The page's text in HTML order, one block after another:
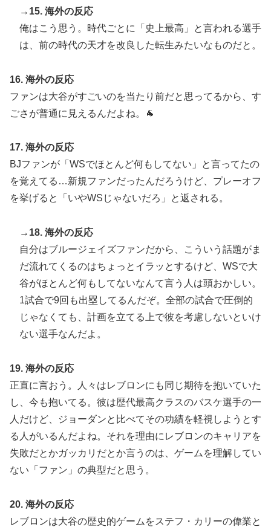
→15. 海外の反応
俺はこう思う。時代ごとに「史上最高」と言われる選手
は、前の時代の天才を改良した転生みたいなものだと。
16. 海外の反応
ファンは大谷がすごいのを当たり前だと思ってるから、す
ごさが普通に見えるんだよね。🐐
17. 海外の反応
BJファンが「WSでほとんど何もしてない」と言ってたの
を覚えてる…新規ファンだったんだろうけど、プレーオフ
を挙げると「いやWSじゃないだろ」と返される。
→18. 海外の反応
自分はブルージェイズファンだから、こういう話題がま
だ流れてくるのはちょっとイラッとするけど、WSで大
谷がほとんど何もしてないなんて言う人は頭おかしい。
1試合で9回も出塁してるんだぞ。全部の試合で圧倒的
じゃなくても、計画を立てる上で彼を考慮しないといけ
ない選手なんだよ。
19. 海外の反応
正直に言おう。人々はレブロンにも同じ期待を抱いていた
し、今も抱いてる。彼は歴代最高クラスのバスケ選手の一
人だけど、ジョーダンと比べてその功績を軽視しようとす
る人がいるんだよね。それを理由にレブロンのキャリアを
失敗だとかガッカリだとか言うのは、ゲームを理解してい
ない「ファン」の典型だと思う。
20. 海外の反応
レブロンは大谷の歴史的ゲームをステフ・カリーの偉業と